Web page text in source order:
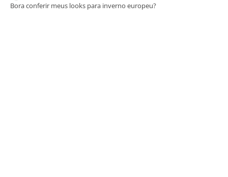
Bora conferir meus looks para inverno europeu?